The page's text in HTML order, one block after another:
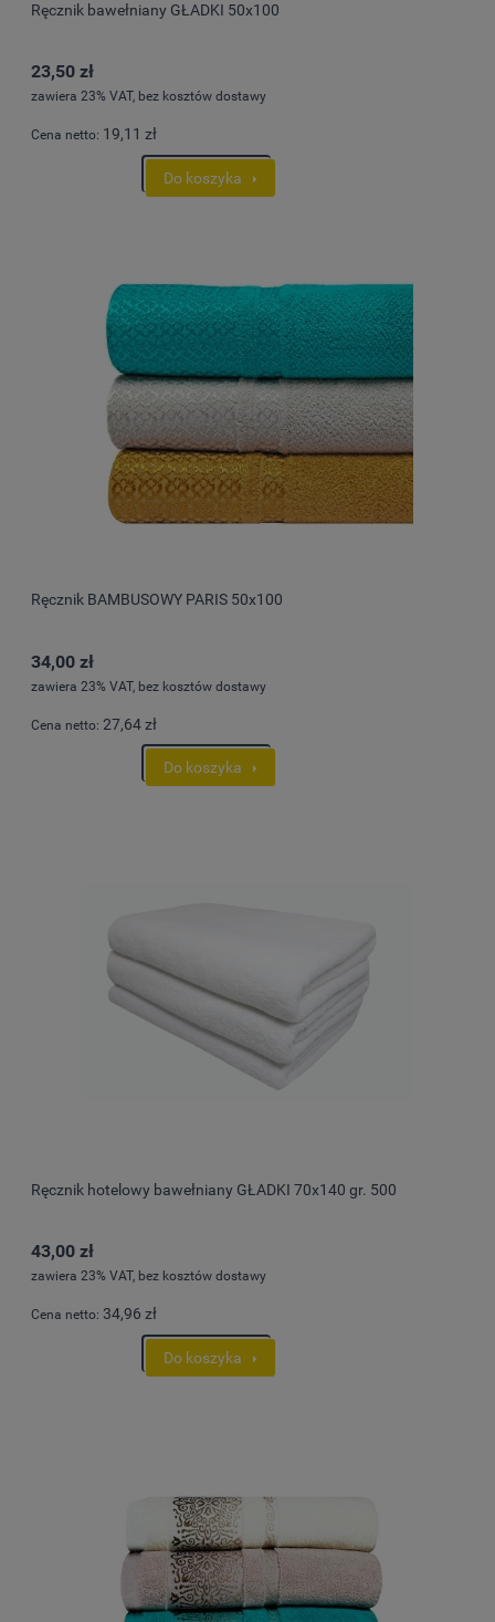
Ręcznik bawełniany GŁADKI 50x100
23,50 zł
zawiera 23% VAT, bez kosztów dostawy
Cena netto: 19,11 zł
Do koszyka
Ręcznik BAMBUSOWY PARIS 50x100
34,00 zł
zawiera 23% VAT, bez kosztów dostawy
Cena netto: 27,64 zł
Do koszyka
Ręcznik hotelowy bawełniany GŁADKI 70x140 gr. 500
43,00 zł
zawiera 23% VAT, bez kosztów dostawy
Cena netto: 34,96 zł
Do koszyka